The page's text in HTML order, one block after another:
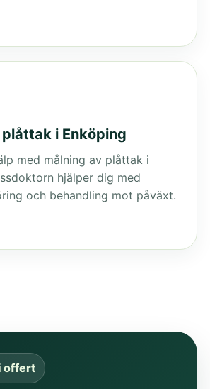
i Enköping
med målning av plåttak i
hjälper dig med
och behandling mot påväxt.
offert